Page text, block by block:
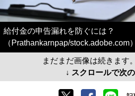
給付金の申告漏れを防ぐには？
（Prathankarnpap/stock.adobe.com）
まだまだ画像は続きます
↓ スクロールで次